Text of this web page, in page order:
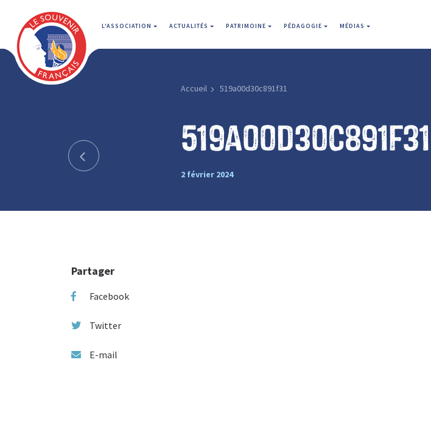
L'ASSOCIATION ACTUALITÉS PATRIMOINE PÉDAGOGIE MÉDIAS
Accueil 519a00d30c891f31
519a00d30c891f31
2 février 2024
Partager
Facebook
Twitter
E-mail